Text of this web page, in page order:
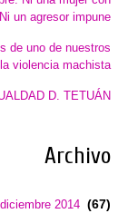
un agresor impune
de uno de nuestros
violencia machista
D. TETUÁN
Archivo
diciembre 2014 (67)